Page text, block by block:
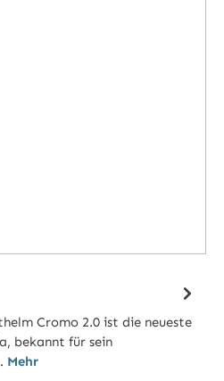
Cromo 2.0 ist die neueste
bekannt für sein
Mehr